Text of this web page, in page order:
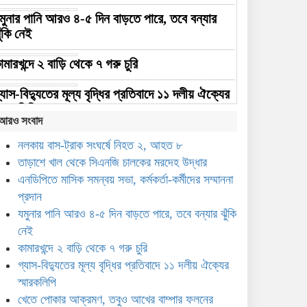
পানি আরও ৪-৫ দিন বাড়তে পারে, তবে বন্যার
নেই
২ বাড়ি থেকে ৭ গরু চুরি
বিদ্যুতের মূল্য বৃদ্ধির প্রতিবাদে ১১ দলীয় ঐক্যের
খেতে পোকার আক্রমণ, তবুও আখের বাম্পার ফলনের
প্রত্যাশা
ফের পাটের সুদিন ফিরছে সিরাজগঞ্জে
সামাজিক মাধ্যমে ছবি ভাইরাল, দ্রুত উদ্যোগে কাজীপুরে
নির্মিত হলো অস্থায়ী ভাসমান সেতু
৩০ বছর পর সিরাজগঞ্জে
এসএসসি-৯৬ ব্যাচের বর্ণাঢ্য বন্ধু
সংবাদ
নলকায় বাস-ট্রাক সংঘর্ষে নিহত ২, আহত ৮
তাড়াশে খাল থেকে সিএনজি চালকের মরদেহ উদ্ধার
এনডিপিতে মাসিক সমন্বয় সভা, কর্মকর্তা-কর্মীদের সম্মাননা
প্রদান
যমুনার পানি আরও ৪-৫ দিন বাড়তে পারে, তবে বন্যার ঝুঁকি
নেই
কামারখন্দে ২ বাড়ি থেকে ৭ গরু চুরি
গ্যাস-বিদ্যুতের মূল্য বৃদ্ধির প্রতিবাদে ১১ দলীয় ঐক্যের
স্মারকলিপি
খেতে পোকার আক্রমণ, তবুও আখের বাম্পার ফলনের